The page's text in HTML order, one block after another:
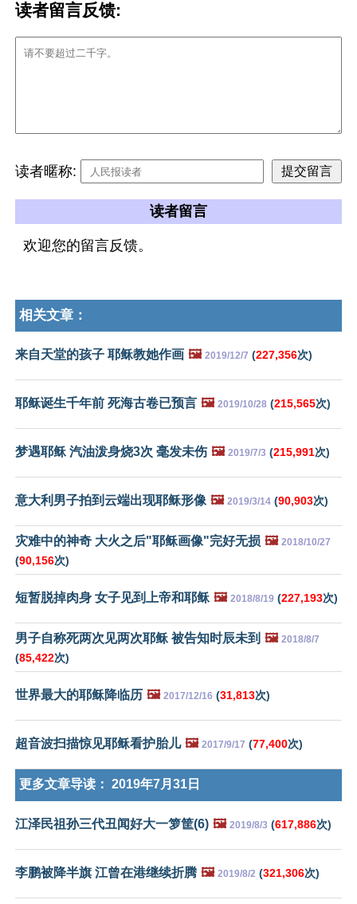
读者留言反馈:
读者暱称:
读者留言
欢迎您的留言反馈。
相关文章：
来自天堂的孩子 耶稣教她作画 🖼️ 2019/12/7 (227,356次)
耶稣诞生千年前 死海古卷已预言 🖼️ 2019/10/28 (215,565次)
梦遇耶稣 汽油泼身烧3次 毫发未伤 🖼️ 2019/7/3 (215,991次)
意大利男子拍到云端出现耶稣形像 🖼️ 2019/3/14 (90,903次)
灾难中的神奇 大火之后"耶稣画像"完好无损 🖼️ 2018/10/27
(90,156次)
短暂脱掉肉身 女子见到上帝和耶稣 🖼️ 2018/8/19 (227,193次)
男子自称死两次见两次耶稣 被告知时辰未到 🖼️ 2018/8/7
(85,422次)
世界最大的耶稣降临历 🖼️ 2017/12/16 (31,813次)
超音波扫描惊见耶稣看护胎儿 🖼️ 2017/9/17 (77,400次)
更多文章导读： 2019年7月31日
江泽民祖孙三代丑闻好大一箩筐(6) 🖼️ 2019/8/3 (617,886次)
李鹏被降半旗 江曾在港继续折腾 🖼️ 2019/8/2 (321,306次)